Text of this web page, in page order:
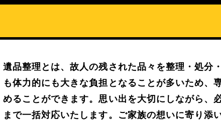
遺品整理とは、故人の残された品々を整理・処分
も体力的にも大きな負担となることが多いため、
めることができます。思い出を大切にしながら、
まで一括対応いたします。ご家族の想いに寄り添